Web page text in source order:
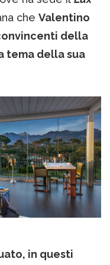
che Valentino
della
tema della sua
in questi